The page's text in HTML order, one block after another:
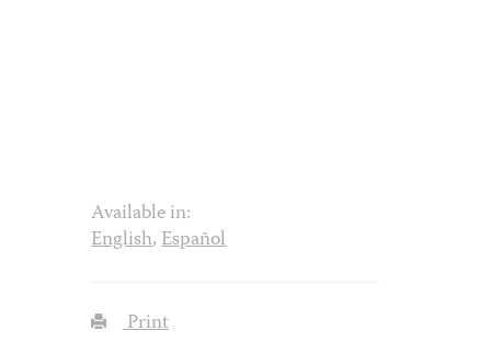
Available in:
English,Español
Print